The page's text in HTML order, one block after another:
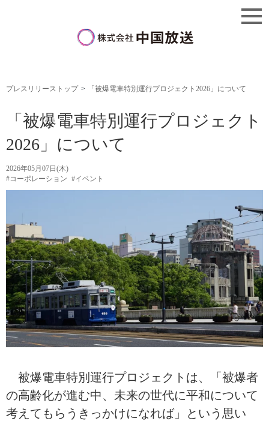
プレスリリーストップ 「被爆電車特別運行プロジェクト2026」について
「被爆電車特別運行プロジェクト
2026」について
2026年05月07日(木)
#コーポレーション #イベント
被爆電車特別運行プロジェクトは、「被爆者
の高齢化が進む中、未来の世代に平和について
考えてもらうきっかけになれば」という思い